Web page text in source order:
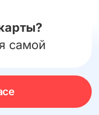
самой
сигнал и